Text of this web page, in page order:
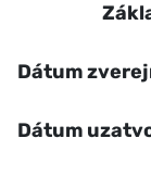
Dátum
Dátum